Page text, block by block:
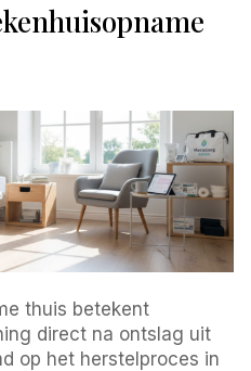
thuis betekent
direct na ontslag uit
op het herstelproces in